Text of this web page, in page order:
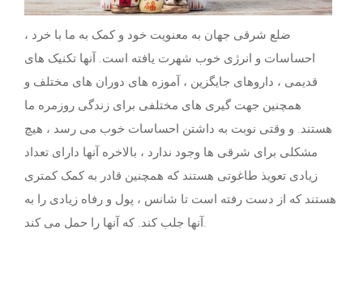
ضلع شرقی جهان به معنویت خود و کمک به ما با خرد ،
احساسات و انرژی خوب شهرت یافته است. آنها تکنیک های
قدیمی ، داروهای جایگزین ، آموزه های دوران های مختلف و
همچنین جهت گیری های مختلفی برای زندگی روزمره ما
هستند. و وقتی نوبت به داشتن احساسات خوب می رسد ، هیچ
مشکلی برای شرقی ها وجود ندارد ، بالاخره آنها دارای تعداد
زیادی تعویذ طاغوتی هستند که همچنین قادر به کمک کمتری
هستند که از دست رفته است تا شانس ، پول و رفاه زیادی را به
آنها جلب کند. که آنها را حمل می کند.